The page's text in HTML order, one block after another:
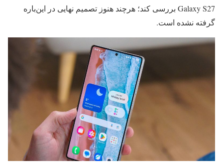
Galaxy S27 بررسی کند؛ هرچند هنوز تصمیم نهایی در این‌باره
گرفته نشده است.